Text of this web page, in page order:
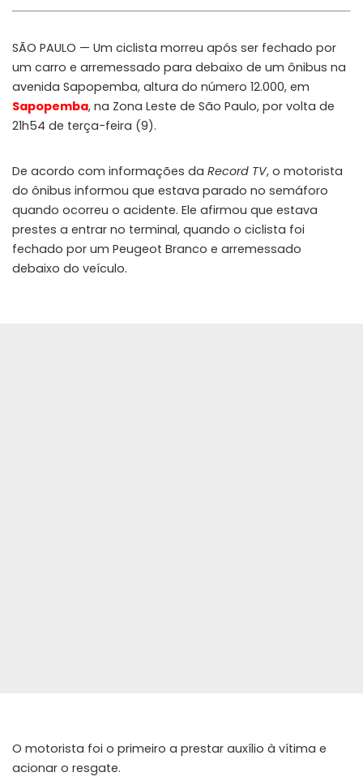
SÃO PAULO — Um ciclista morreu após ser fechado por
um carro e arremessado para debaixo de um ônibus na
avenida Sapopemba, altura do número 12.000, em
Sapopemba, na Zona Leste de São Paulo, por volta de
21h54 de terça-feira (9).
De acordo com informações da Record TV, o motorista
do ônibus informou que estava parado no semáforo
quando ocorreu o acidente. Ele afirmou que estava
prestes a entrar no terminal, quando o ciclista foi
fechado por um Peugeot Branco e arremessado
debaixo do veículo.
O motorista foi o primeiro a prestar auxílio à vítima e
acionar o resgate.